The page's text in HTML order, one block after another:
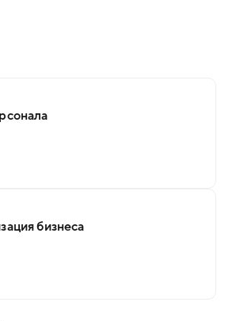
бизнеса